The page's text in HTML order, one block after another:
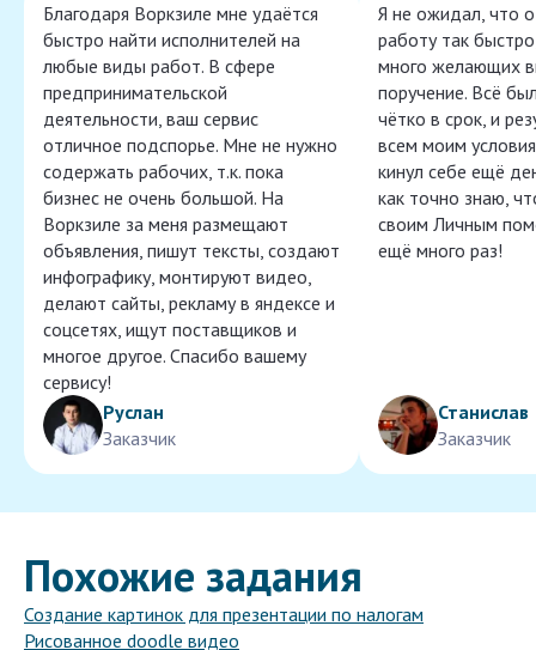
Благодаря Воркзиле мне удаётся
быстро найти исполнителей на
любые виды работ. В сфере
предпринимательской
деятельности, ваш сервис
отличное подспорье. Мне не нужно
содержать рабочих, т.к. пока
бизнес не очень большой. На
Воркзиле за меня размещают
объявления, пишут тексты, создают
инфографику, монтируют видео,
делают сайты, рекламу в яндексе и
соцсетях, ищут поставщиков и
многое другое. Спасибо вашему
сервису!
Руслан
Заказчик
Я не ожидал, что
работу так
много желающих
поручение. Всё
чётко в срок, и
всем моим
кинул себе ещё
как точно знаю,
своим Личным
ещё много раз!
Станислав
Заказчик
Похожие задания
Создание картинок для презентации по налогам
Рисованное doodle видео